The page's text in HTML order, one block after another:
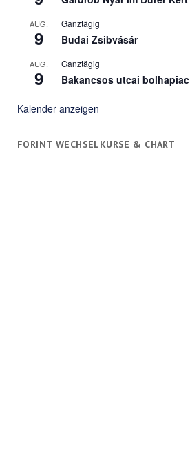
AUG.
9
Ganztägig
Budai Zsibvásár
AUG.
9
Ganztägig
Bakancsos utcai bolhapiac
Kalender anzeigen
FORINT WECHSELKURSE & CHART